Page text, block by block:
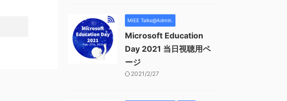
MIEE Talks@Admin.
Microsoft Education
Day 2021 当日視聴用ペ
ージ
2021/2/27